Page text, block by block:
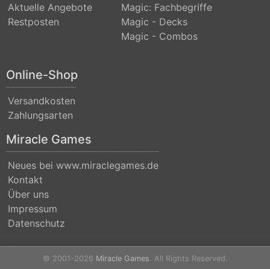
Nicol
Bolas
Blessed
vs.
Cursed
Duel
Decks:
Divine
vs.
Demonic
Decks:
Aktuelle Angebote
Restposten
Magic: Fachbegriffe
Magic - Decks
Magic - Combos
Online-Shop
Versandkosten
Zahlungsarten
Miracle Games
Neues bei www.miraclegames.de
Kontakt
Über uns
Impressum
Datenschutz
© 2001-2026 Miracle Games . All Rights Reserved.